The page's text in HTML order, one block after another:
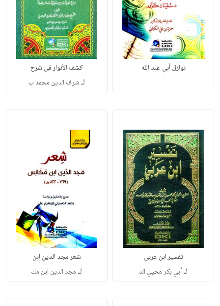
نوازل أبي عبد الله كشف الأنوار في شرح
لـشرف الدين محمد ب
تفسير ابن عربي
لـأبي بكر محيي الد
شعر مجد الدين ابن
لـ مجد الدين ابن مك